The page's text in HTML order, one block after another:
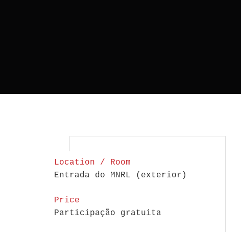
Location / Room
Entrada do MNRL (exterior)
Price
Participação gratuita